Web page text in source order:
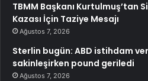
TBMM Başkanı Kurtulmuş’tan
Kazası İçin Taziye Mesajı
Ağustos 7, 2026
Sterlin bugün: ABD istihdam
sakinleşirken pound geriledi
Ağustos 7, 2026